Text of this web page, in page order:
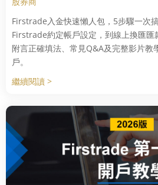
Firstrade入金快速懶人包，5步驟一次
Firstrade約定帳戶設定，到線上換匯匯
附言正確填法、常見Q&A及完整影片教
戶。
繼續閱讀 >